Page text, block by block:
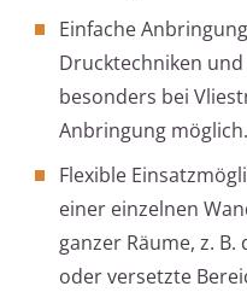
Einfache
Drucktechniken
besonders bei
Anbringung möglich.
Flexible
einer einzelnen
ganzer Räume, z.
oder versetzte